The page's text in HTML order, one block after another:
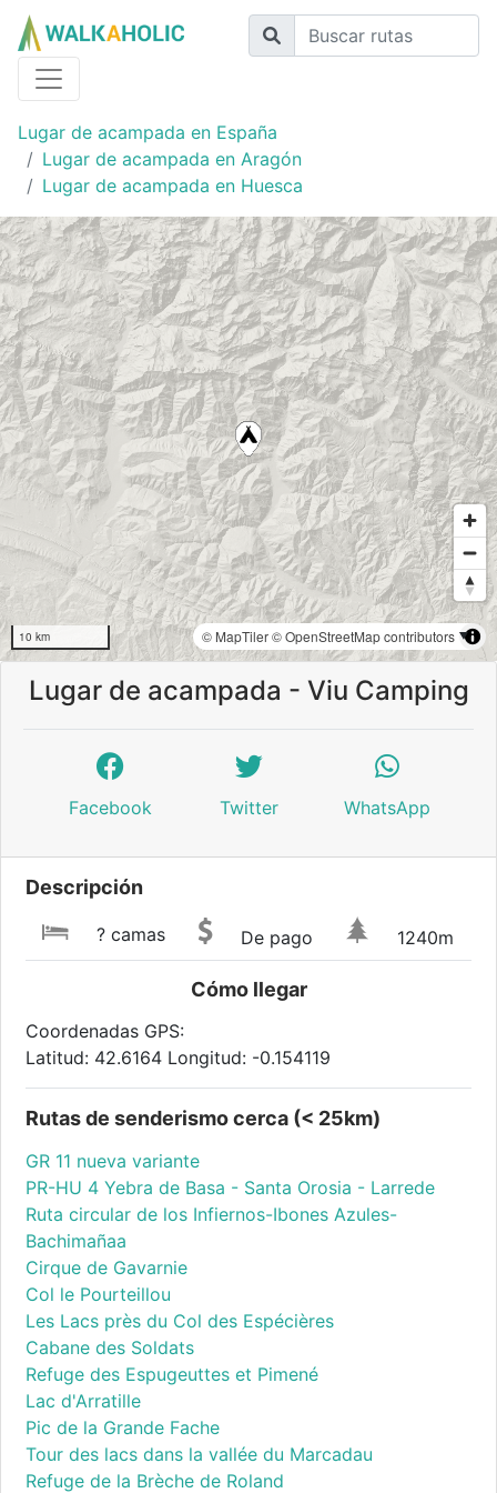
Lugar de acampada en España
Lugar de acampada en Aragón
Lugar de acampada en Huesca
10 km © MapTiler© OpenStreetMap contributors
Lugar de acampada - Viu Camping
Facebook Twitter WhatsApp
Descripción
? camas De pago 1240m
Cómo llegar
Coordenadas GPS:
Latitud: 42.6164 Longitud: -0.154119
Rutas de senderismo cerca (< 25km)
GR 11 nueva variante
PR-HU 4 Yebra de Basa - Santa Orosia - Larrede
Ruta circular de los Infiernos-Ibones Azules-
Bachimañaa
Cirque de Gavarnie
Col le Pourteillou
Les Lacs près du Col des Espécières
Cabane des Soldats
Refuge des Espugeuttes et Pimené
Lac d'Arratille
Pic de la Grande Fache
Tour des lacs dans la vallée du Marcadau
Refuge de la Brèche de Roland